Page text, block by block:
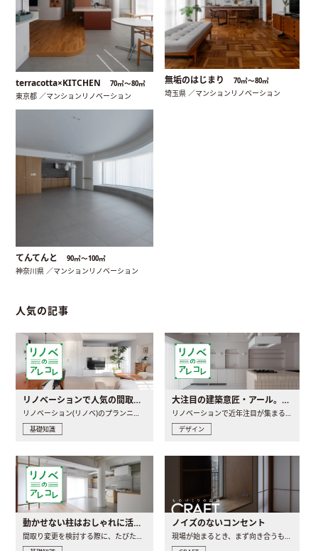
terracotta×KITCHEN 70㎡〜80㎡
東京都 ／マンションリノベーション
無垢のはじまり 70㎡〜80㎡
埼玉県 ／マンションリノベーション
てんてんと 90㎡〜100㎡
神奈川県 ／マンションリノベーション
人気の記事
リノベーションで人気の間取りとは？トレンドの間取りと実例を徹底解説
リノベーション(リノベ)のプランニングで一番最初に決めるのは..
基礎知識
大注目の建築意匠・アール。人気の理由と空間に取り入れるポイント
リノベーションで近年注目が集まる建築意匠の一つであるアール..
デザイン
動かせない柱はおしゃれに活用！柱を魅せるリノベーション(リノベ)4選
間取り変更を検討する際に、たびたび皆さんの頭を悩ませる動か..
ノイズのないコンセント
現場が始まるとき、まず向き合うものの一つがコンセントです..